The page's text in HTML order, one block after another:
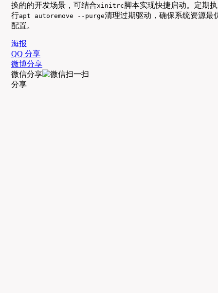
换的的开发场景，可结合xinitrc脚本实现快捷启动。定期执
行apt autoremove --purge清理过期驱动，确保系统资源最
配置。
海报
QQ 分享
微博分享
微信分享
分享